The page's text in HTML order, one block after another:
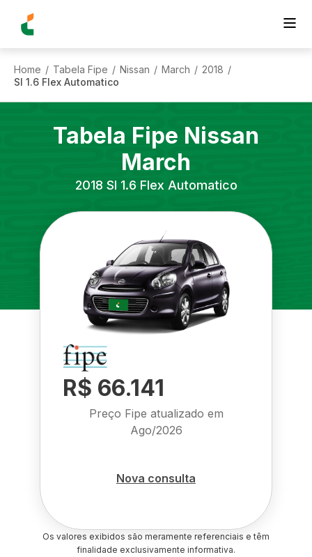
Home / Tabela Fipe / Nissan / March / 2018 /
Sl 1.6 Flex Automatico
Tabela Fipe Nissan
March
2018 Sl 1.6 Flex Automatico
R$ 66.141
Preço Fipe atualizado em
Ago/2026
Nova consulta
Os valores exibidos são meramente referenciais e têm
finalidade exclusivamente informativa.